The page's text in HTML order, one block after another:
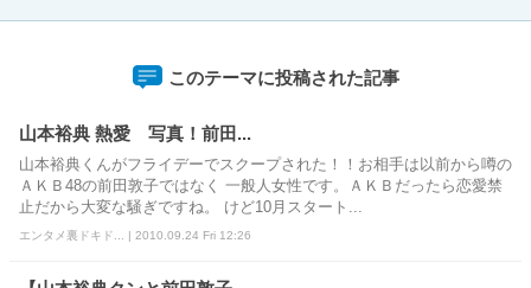
このテーマに投稿された記事
山本裕典 熱愛 写真！前田...
山本裕典くんがフライデーでスクープされた！！お相手は以前から噂の
ＡＫＢ48の前田敦子ではなく 一般人女性です。ＡＫＢだったら恋愛禁
止だから大変な騒ぎですね。 けど10月スタート...
エンタメ裏ドキド... | 2010.09.24 Fri 12:26